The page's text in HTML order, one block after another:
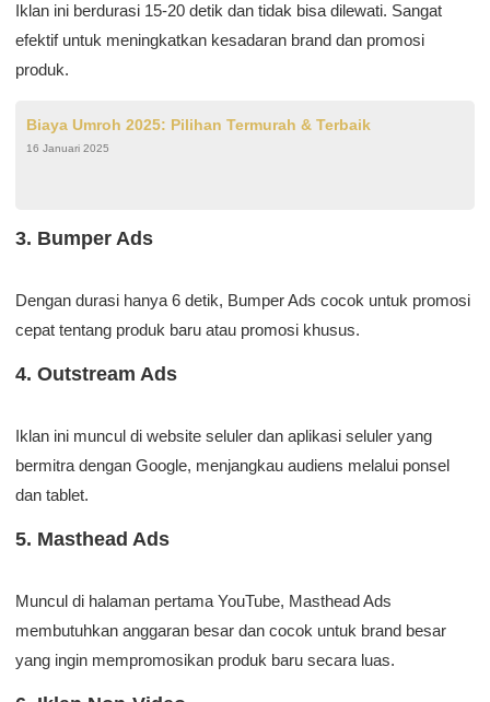
Iklan ini berdurasi 15-20 detik dan tidak bisa dilewati. Sangat
efektif untuk meningkatkan kesadaran brand dan promosi
produk.
Biaya Umroh 2025: Pilihan Termurah & Terbaik
16 Januari 2025
3. Bumper Ads
Dengan durasi hanya 6 detik, Bumper Ads cocok untuk promosi
cepat tentang produk baru atau promosi khusus.
4. Outstream Ads
Iklan ini muncul di website seluler dan aplikasi seluler yang
bermitra dengan Google, menjangkau audiens melalui ponsel
dan tablet.
5. Masthead Ads
Muncul di halaman pertama YouTube, Masthead Ads
membutuhkan anggaran besar dan cocok untuk brand besar
yang ingin mempromosikan produk baru secara luas.